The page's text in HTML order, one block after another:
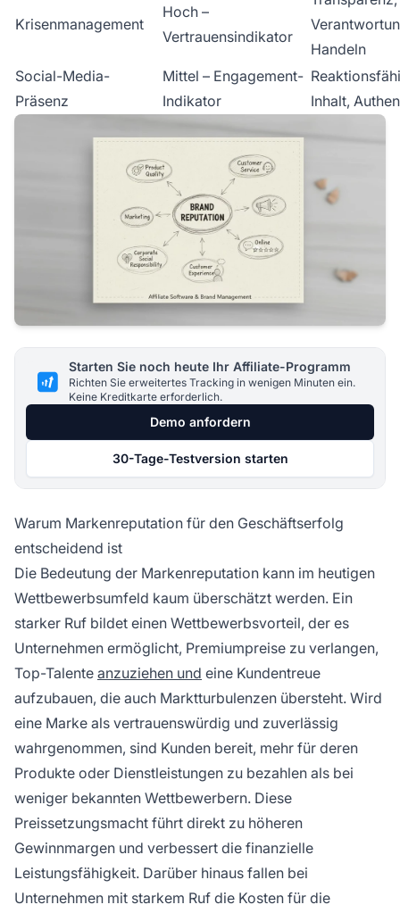
Krisenmanagement
Hoch –
Vertrauensindikator
Handeln
Social-Media-
Präsenz
Mittel – Engagement-
Indikator
Inhalt,
Starten Sie noch heute Ihr Affiliate-Programm
Richten Sie erweitertes Tracking in wenigen Minuten ein.
Keine Kreditkarte erforderlich.
Demo anfordern
30-Tage-Testversion starten
Warum Markenreputation für den Geschäftserfolg
entscheidend ist
Die Bedeutung der Markenreputation kann im heutigen
Wettbewerbsumfeld kaum überschätzt werden. Ein
starker Ruf bildet einen Wettbewerbsvorteil, der es
Unternehmen ermöglicht, Premiumpreise zu verlangen,
Top-Talente anzuziehen und eine Kundentreue
aufzubauen, die auch Marktturbulenzen übersteht. Wird
eine Marke als vertrauenswürdig und zuverlässig
wahrgenommen, sind Kunden bereit, mehr für deren
Produkte oder Dienstleistungen zu bezahlen als bei
weniger bekannten Wettbewerbern. Diese
Preissetzungsmacht führt direkt zu höheren
Gewinnmargen und verbessert die finanzielle
Leistungsfähigkeit. Darüber hinaus fallen bei
Unternehmen mit starkem Ruf die Kosten für die